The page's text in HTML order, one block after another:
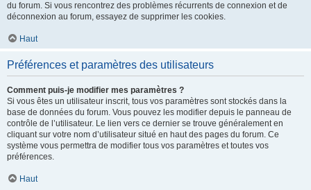
du forum. Si vous rencontrez des problèmes récurrents de connexion et de
déconnexion au forum, essayez de supprimer les cookies.
Haut
Préférences et paramètres des utilisateurs
Comment puis-je modifier mes paramètres ?
Si vous êtes un utilisateur inscrit, tous vos paramètres sont stockés dans la
base de données du forum. Vous pouvez les modifier depuis le panneau de
contrôle de l’utilisateur. Le lien vers ce dernier se trouve généralement en
cliquant sur votre nom d’utilisateur situé en haut des pages du forum. Ce
système vous permettra de modifier tous vos paramètres et toutes vos
préférences.
Haut